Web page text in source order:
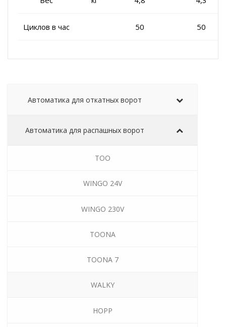
Циклов в час 50 50
Автоматика для откатных ворот
Автоматика для распашных ворот
TOO
WINGO 24V
WINGO 230V
TOONA
TOONA 7
WALKY
HOPP